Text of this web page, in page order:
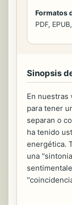
Formatos
PDF,
Sinopsis
En nuestras
para tener
separan o
ha tenido
energética.
una